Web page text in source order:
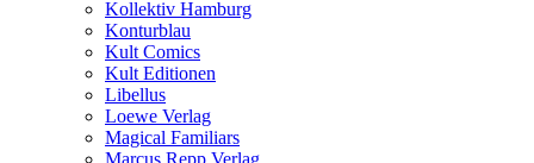
Kollektiv Hamburg
Konturblau
Kult Comics
Kult Editionen
Libellus
Loewe Verlag
Magical Familiars
Marcus Repp Verlag